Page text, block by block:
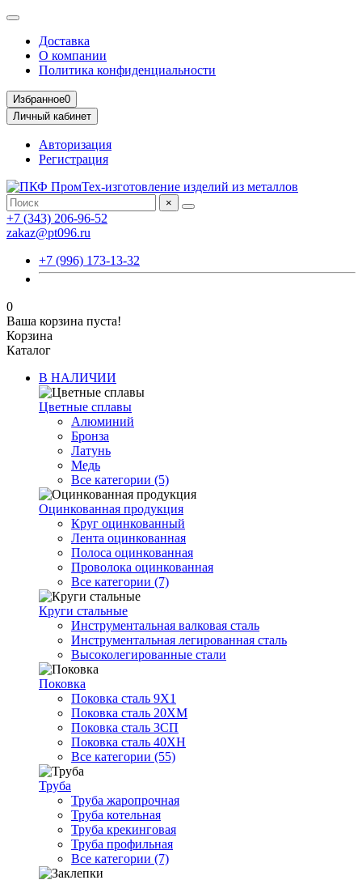
Доставка
О компании
Политика конфиденциальности
Избранное0
Личный кабинет
Авторизация
Регистрация
×
+7 (343) 206-96-52
zakaz@pt096.ru
+7 (996) 173-13-32
0
Ваша корзина пуста!
Корзина
Каталог
В НАЛИЧИИ
Цветные сплавы
Алюминий
Бронза
Латунь
Медь
Все категории (5)
Оцинкованная продукция
Круг оцинкованный
Лента оцинкованная
Полоса оцинкованная
Проволока оцинкованная
Все категории (7)
Круги стальные
Инструментальная валковая сталь
Инструментальная легированная сталь
Высоколегированные стали
Поковка
Поковка сталь 9Х1
Поковка сталь 20ХМ
Поковка сталь 3СП
Поковка сталь 40ХН
Все категории (55)
Труба
Труба жаропрочная
Труба котельная
Труба крекинговая
Труба профильная
Все категории (7)